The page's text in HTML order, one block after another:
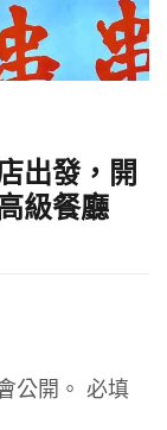
出發，開
級餐廳
公開。 必填